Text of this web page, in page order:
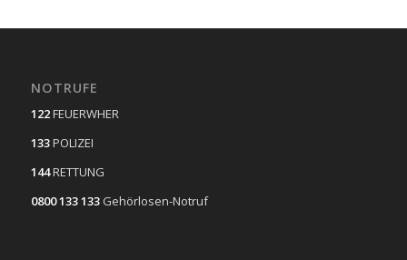
NOTRUFE
122FEUERWHER
133POLIZEI
144RETTUNG
0800 133 133 Gehörlosen-Notruf